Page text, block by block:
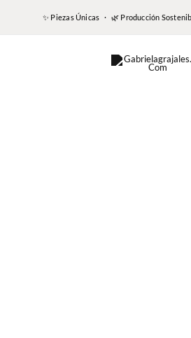
✨ Piezas Únicas · 🌿 Producción